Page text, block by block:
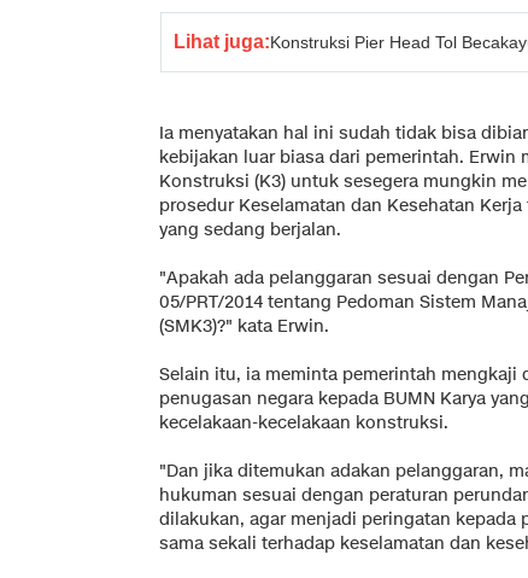
Lihat juga:Konstruksi Pier Head Tol
Ia menyatakan hal ini sudah tidak bisa
kebijakan luar biasa dari pemerintah. Erwin
Konstruksi (K3) untuk sesegera mungkin
prosedur Keselamatan dan Kesehatan
yang sedang berjalan.
"Apakah ada pelanggaran sesuai dengan
05/PRT/2014 tentang Pedoman Sistem
(SMK3)?" kata Erwin.
Selain itu, ia meminta pemerintah mengkaji
penugasan negara kepada BUMN Karya
kecelakaan-kecelakaan konstruksi.
"Dan jika ditemukan adakan pelanggaran,
hukuman sesuai dengan peraturan
dilakukan, agar menjadi peringatan
sama sekali terhadap keselamatan dan